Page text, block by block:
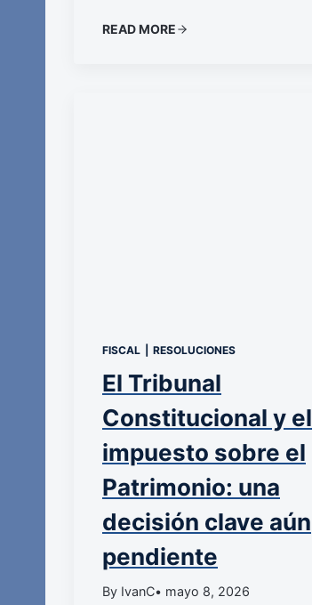
READ MORE
FISCAL RESOLUCIONES
El Tribunal
Constitucional y el
impuesto sobre el
Patrimonio: una
decisión clave aún
pendiente
By IvanC• mayo 8, 2026